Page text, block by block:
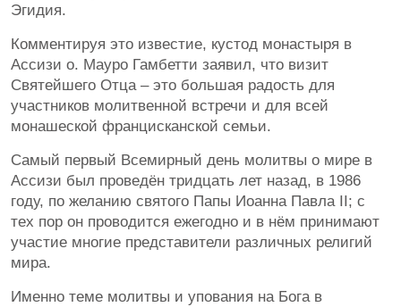
Эгидия.
Комментируя это известие, кустод монастыря в
Ассизи о. Мауро Гамбетти заявил, что визит
Святейшего Отца – это большая радость для
участников молитвенной встречи и для всей
монашеской францисканской семьи.
Самый первый Всемирный день молитвы о мире в
Ассизи был проведён тридцать лет назад, в 1986
году, по желанию святого Папы Иоанна Павла II; с
тех пор он проводится ежегодно и в нём принимают
участие многие представители различных религий
мира.
Именно теме молитвы и упования на Бога в